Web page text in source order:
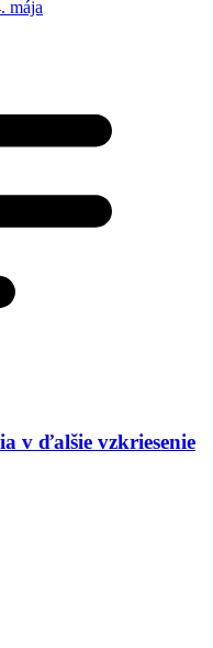
v ďalšie vzkriesenie